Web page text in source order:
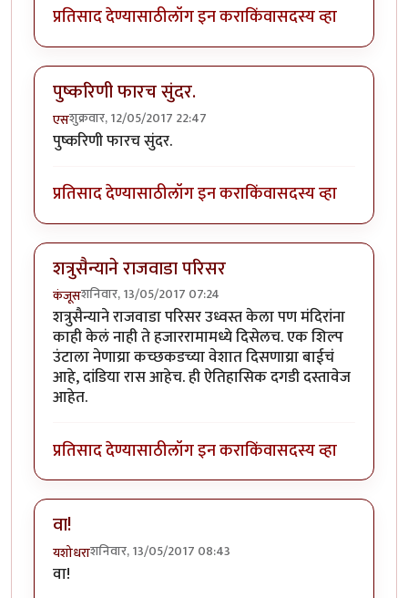
प्रतिसाद देण्यासाठीलॉग इन कराकिंवासदस्य व्हा
पुष्करिणी फारच सुंदर.
एसशुक्रवार, 12/05/2017 22:47
पुष्करिणी फारच सुंदर.
प्रतिसाद देण्यासाठीलॉग इन कराकिंवासदस्य व्हा
शत्रुसैन्याने राजवाडा परिसर
कंजूसशनिवार, 13/05/2017 07:24
शत्रुसैन्याने राजवाडा परिसर उध्वस्त केला पण मंदिरांना
काही केलं नाही ते हजाररामामध्ये दिसेलच. एक शिल्प
उंटाला नेणाय्रा कच्छकडच्या वेशात दिसणाय्रा बाईचं
आहे, दांडिया रास आहेच. ही ऐतिहासिक दगडी दस्तावेज
आहेत.
प्रतिसाद देण्यासाठीलॉग इन कराकिंवासदस्य व्हा
वा!
यशोधराशनिवार, 13/05/2017 08:43
वा!